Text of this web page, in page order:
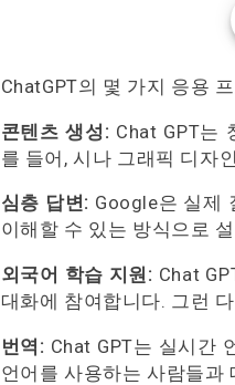
ChatGPT의 몇 가지 응용
콘텐츠 생성: Chat GPT는
를 들어, 시나 그래픽 디자
심층 답변: Google은 실제
이해할 수 있는 방식으로
외국어 학습 지원: Chat
대화에 참여합니다. 그런
번역: Chat GPT는 실시간
언어를 사용하는 사람들과